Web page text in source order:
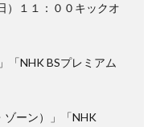
）１１：００キックオ
「NHK BSプレミアム
ゾーン）」「NHK